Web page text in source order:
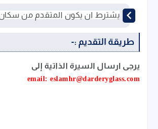
يشترط ان يكون المتقدم من سكان 6
طريقة التقديم :-
يرجى ارسال السيرة الذاتية إلى
email: eslamhr@darderyglass.com